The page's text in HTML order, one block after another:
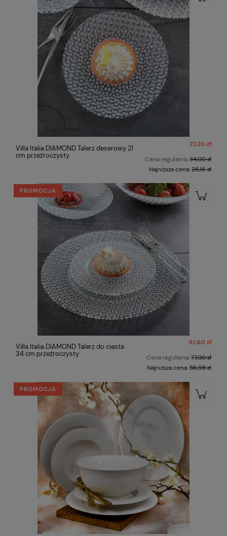
Villa Italia DIAMOND Talerz deserowy 21
cm przeźroczysty
27,20 zł
Cena regularna:34,00 zł
Najniższa cena:25,16 zł
Villa Italia DIAMOND Talerz do ciasta
34 cm przeźroczysty
61,60 zł
Cena regularna:77,00 zł
Najniższa cena:56,98 zł
PROMOCJA
PROMOCJA